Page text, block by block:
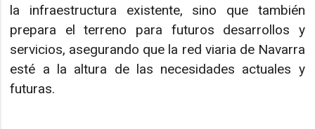
la infraestructura existente, sino que también
prepara el terreno para futuros desarrollos y
servicios, asegurando que la red viaria de Navarra
esté a la altura de las necesidades actuales y
futuras.